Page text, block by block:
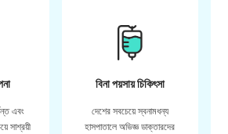
এবং
সাশ্রয়ী
বিনা পয়সায় চিকিৎসা
দেশের সবচেয়ে স্বনামধন্য
হাসপাতালে অভিজ্ঞ ডাক্তারদের